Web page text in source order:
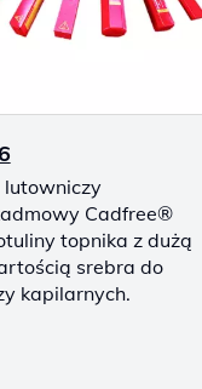
lutowniczy
Cadfree®
topnika z dużą
srebra do
kapilarnych.